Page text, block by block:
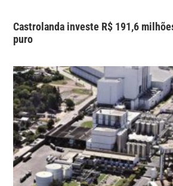
Castrolanda investe R$ 191,6
puro